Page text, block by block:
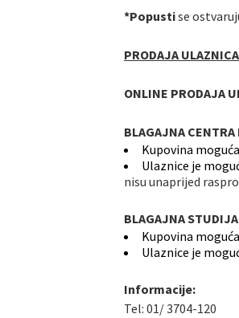
*Popustise
PRODAJA
ONLINE PRODAJA
BLAGAJNA
Kupovina
Ulaznice je
nisu unaprijed
BLAGAJNA
Kupovina
Ulaznice je
Informacije:
Tel: 01/ 3704-120